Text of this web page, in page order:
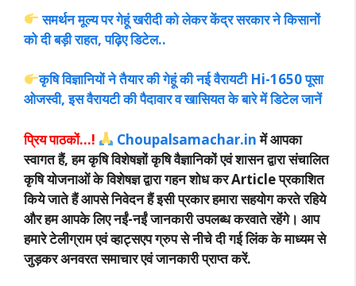
समर्थन मूल्य पर गेहूं खरीदी को लेकर केंद्र सरकार ने किसानों
को दी बड़ी राहत, पढ़िए डिटेल..
कृषि विज्ञानियों ने तैयार की गेहूं की नई वैरायटी Hi-1650 पूसा
ओजस्वी, इस वैरायटी की पैदावार व खासियत के बारे में डिटेल जानें
प्रिय पाठकों…! Choupalsamachar.inमें आपका
स्वागत हैं, हम कृषि विशेषज्ञों कृषि वैज्ञानिकों एवं शासन द्वारा संचालित
कृषि योजनाओं के विशेषज्ञ द्वारा गहन शोध कर Article प्रकाशित
किये जाते हैं आपसे निवेदन हैं इसी प्रकार हमारा सहयोग करते रहिये
और हम आपके लिए नईं-नईं जानकारी उपलब्ध करवाते रहेंगे। आप
हमारे टेलीग्राम एवं व्हाट्सएप ग्रुप से नीचे दी गई लिंक के माध्यम से
जुड़कर अनवरत समाचार एवं जानकारी प्राप्त करें.